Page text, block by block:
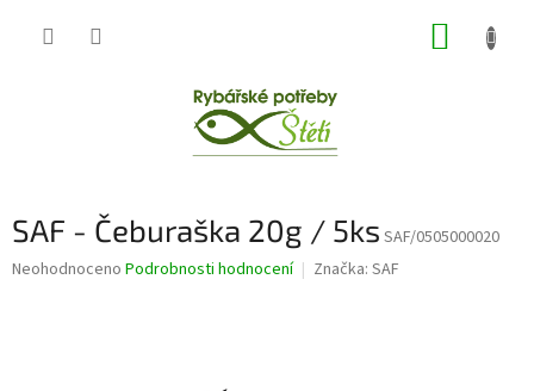
SAF - Čeburaška 20g / 5ks SAF/0505000020
Průměrné
Neohodnoceno Podrobnosti hodnocení Značka: SAF